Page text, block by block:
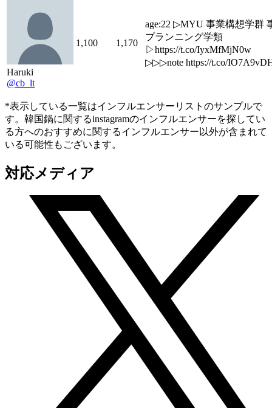
Haruki
@cb_lt
1,100 1,170
age:22 ▷MYU 事業構想学群
プランニング学類
▷https://t.co/IyxMfMjN0w
▷▷▷note https://t.co/
*表示している一覧はインフルエンサーリストのサンプルで
す。韓国鍋に関するinstagramのインフルエンサーを探してい
る方へのおすすめに関するインフルエンサー以外が含まれて
いる可能性もございます。
対応メディア